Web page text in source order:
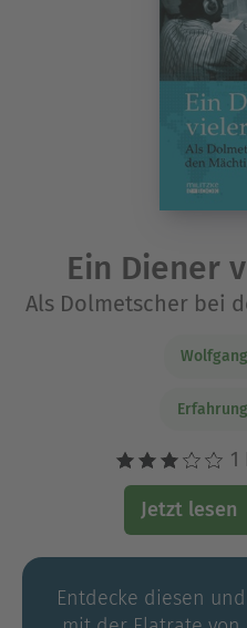
Ein Diener
Als Dolmetscher bei
1
Jetzt lesen
Entdecke diesen